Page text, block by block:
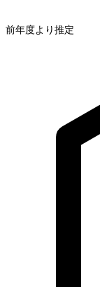
前年度より推定